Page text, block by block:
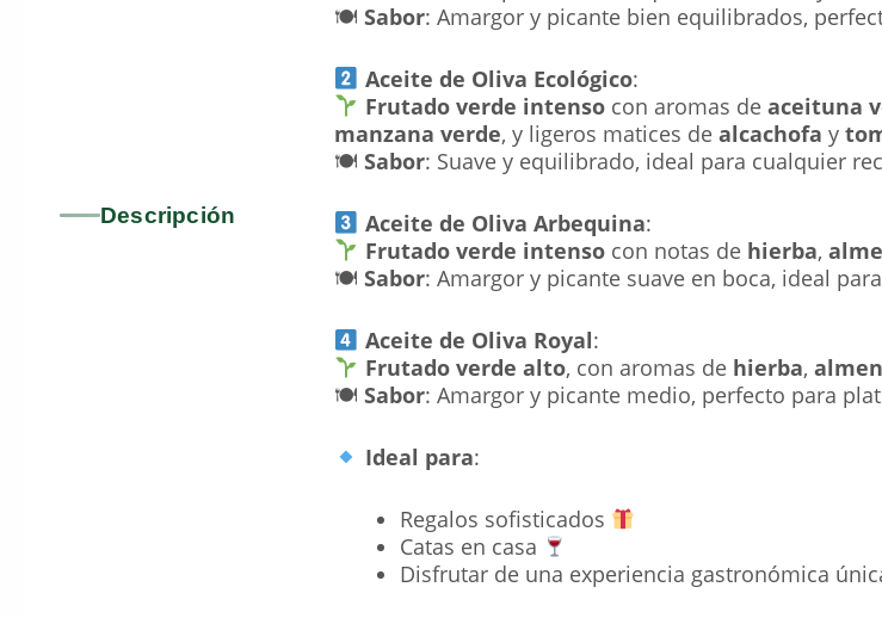
Descripción
🍽 Sabor: Amargor y picante bien equilibrados,
Aceite de Oliva Ecológico:
Frutado verde intensocon aromas de aceituna
manzana verde, y ligeros matices de alcachofa y
🍽 Sabor: Suave y equilibrado, ideal para cualquier
Aceite de Oliva Arbequina:
Frutado verde intensocon notas de hierba,
🍽 Sabor: Amargor y picante suave en boca, ideal
Aceite de Oliva Royal:
Frutado verde alto, con aromas de hierba,
🍽 Sabor: Amargor y picante medio, perfecto para
Ideal para:
Regalos sofisticados
Catas en casa
Disfrutar de una experiencia gastronómica